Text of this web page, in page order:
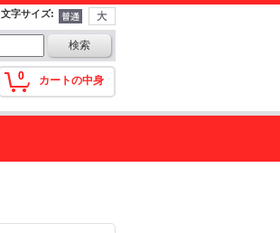
文字サイズ:
0 カートの中身